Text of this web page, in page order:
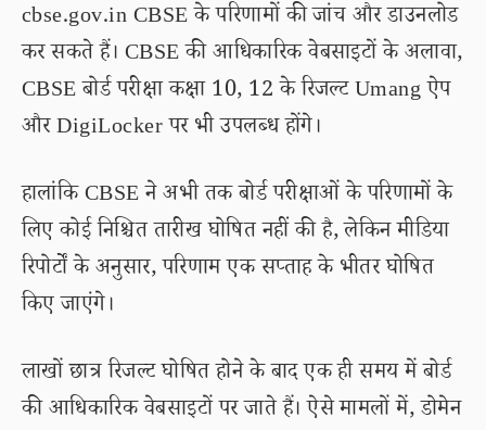
cbse.gov.in CBSE के परिणामों की जांच और डाउनलोड
कर सकते हैं। CBSE की आधिकारिक वेबसाइटों के अलावा,
CBSE बोर्ड परीक्षा कक्षा 10, 12 के रिजल्ट Umang ऐप
और DigiLocker पर भी उपलब्ध होंगे।
हालांकि CBSE ने अभी तक बोर्ड परीक्षाओं के परिणामों के
लिए कोई निश्चित तारीख घोषित नहीं की है, लेकिन मीडिया
रिपोर्टों के अनुसार, परिणाम एक सप्ताह के भीतर घोषित
किए जाएंगे।
लाखों छात्र रिजल्ट घोषित होने के बाद एक ही समय में बोर्ड
की आधिकारिक वेबसाइटों पर जाते हैं। ऐसे मामलों में, डोमेन